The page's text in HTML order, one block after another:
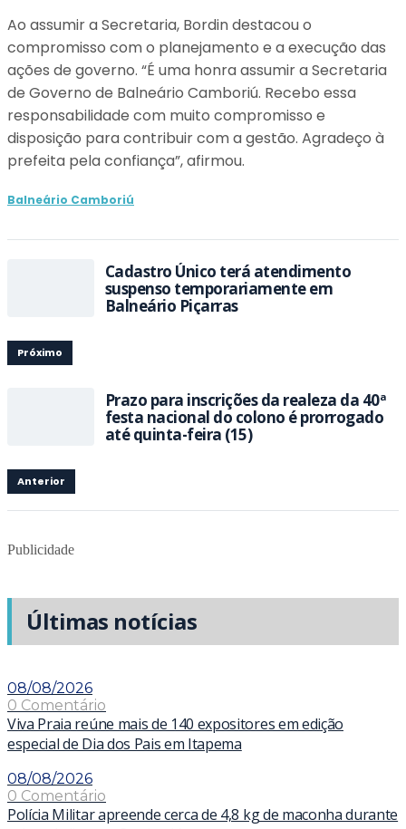
Ao assumir a Secretaria, Bordin destacou o
compromisso com o planejamento e a execução das
ações de governo. “É uma honra assumir a Secretaria
de Governo de Balneário Camboriú. Recebo essa
responsabilidade com muito compromisso e
disposição para contribuir com a gestão. Agradeço à
prefeita pela confiança”, afirmou.
Balneário Camboriú
Cadastro Único terá atendimento
suspenso temporariamente em
Balneário Piçarras
Próximo
Prazo para inscrições da realeza da 40ª
festa nacional do colono é prorrogado
até quinta-feira (15)
Anterior
Publicidade
Últimas notícias
08/08/2026
0 Comentário
Viva Praia reúne mais de 140 expositores em edição
especial de Dia dos Pais em Itapema
08/08/2026
0 Comentário
Polícia Militar apreende cerca de 4,8 kg de maconha durante